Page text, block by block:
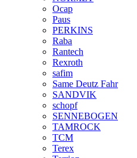
Ocap
Paus
PERKINS
Raba
Rantech
Rexroth
safim
Same Deutz Fahr
SANDVIK
schopf
SENNEBOGEN
TAMROCK
TCM
Terex